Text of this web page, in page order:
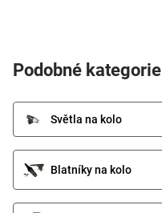
Podobné kategorie
Světla na kolo
Blatníky na kolo